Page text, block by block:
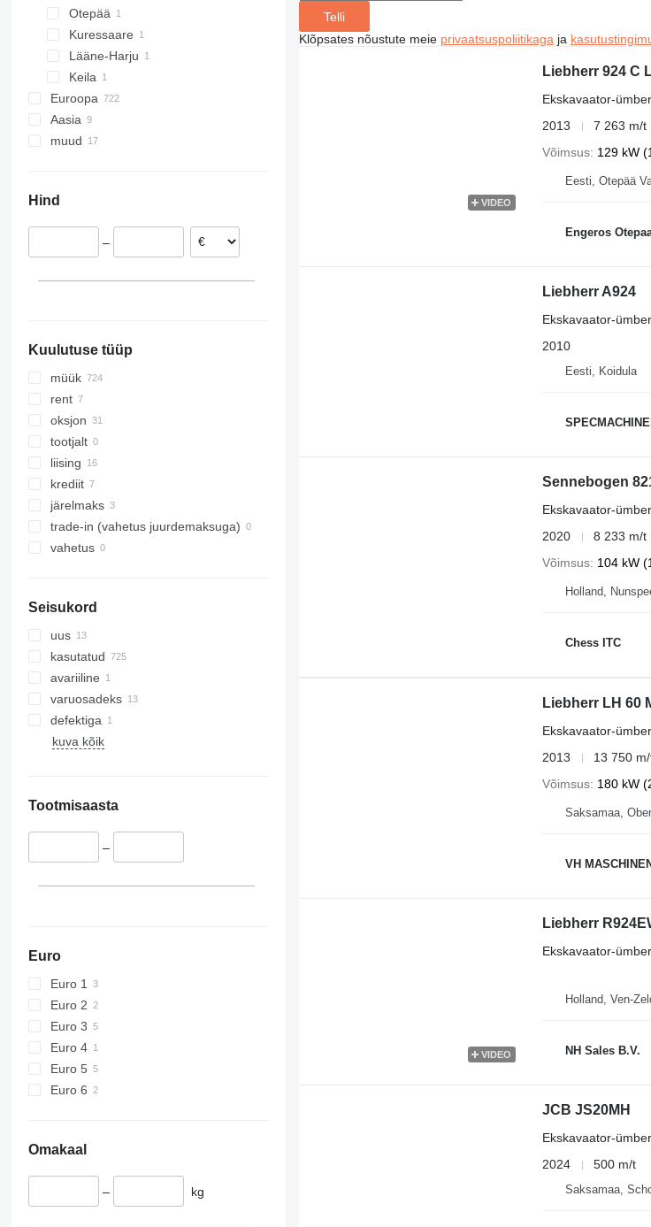
870
875
Otepää
Kuressaare
Lääne-Harju
Keila
Euroopa
Saksamaa
Itaalia
Hispaania
Aasia
Hiina
muud
Uruguai
Tšiili
Hind
–
Kuulutuse tüüp
müük
rent
oksjon
tootjalt
liising
krediit
järelmaks
trade-in (vahetus juurdemaksuga)
vahetus
Seisukord
uus
kasutatud
avariiline
varuosadeks
defektiga
kuva kõik
Tootmisaasta
–
Euro
Euro 1
Euro 2
Euro 3
Euro 4
Euro 5
Euro 6
Omakaal
– kg
Telli
Klõpsates nõustute meie privaatsuspoliitikaga ja
VIDEO
Liebherr 924 C
Ekskavaator-
2013
7 263 m/t
Võimsus 129 kW
Eesti, Otepää
Engeros
Liebherr A924
Ekskavaator-
2010
Eesti, Koidula
Sennebogen
Ekskavaator-
2020
8 233 m/t
Võimsus 104 kW
Holland,
Chess ITC
Liebherr LH 60
Ekskavaator-
2013
13 750
Võimsus 180 kW
Saksamaa,
VH
VIDEO
Liebherr
Ekskavaator-
Holland, Ven-
NH Sales B.V.
JCB JS20MH
Ekskavaator-
2024
500 m/t
Saksamaa,